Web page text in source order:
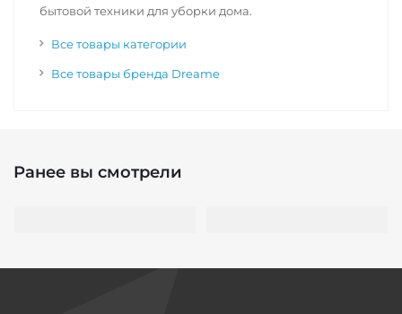
бытовой техники для уборки дома.
Все товары категории
Все товары бренда Dreame
Ранее вы смотрели